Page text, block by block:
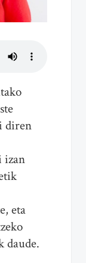
diren
izan
eta
daude.